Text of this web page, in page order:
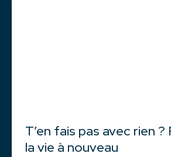
T’en fais pas avec rien
la vie à nouveau